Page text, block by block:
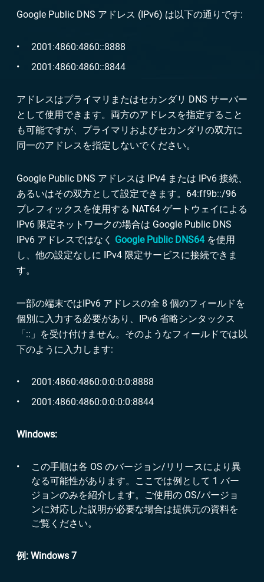
Google Public DNS アドレス (IPv6) は以下の通りです:
2001:4860:4860::8888
2001:4860:4860::8844
アドレスはプライマリまたはセカンダリ DNS サーバー
として使用できます。両方のアドレスを指定すること
も可能ですが、プライマリおよびセカンダリの双方に
同一のアドレスを指定しないでください。
Google Public DNS アドレスは IPv4 または IPv6 接続、
あるいはその双方として設定できます。64:ff9b::/96
プレフィックスを使用する NAT64 ゲートウェイによる
IPv6 限定ネットワークの場合は Google Public DNS
IPv6 アドレスではなく Google Public DNS64を使用
し、他の設定なしに IPv4 限定サービスに接続できま
す。
一部の端末ではIPv6 アドレスの全 8 個のフィールドを
個別に入力する必要があり、IPv6 省略シンタックス
「::」を受け付けません。そのようなフィールドでは以
下のように入力します:
2001:4860:4860:0:0:0:0:8888
2001:4860:4860:0:0:0:0:8844
Windows:
この手順は各 OS のバージョン/リリースにより異
なる可能性があります。ここでは例として 1 バー
ジョンのみを紹介します。ご使用の OS/バージョ
ンに対応した説明が必要な場合は提供元の資料を
ご覧ください。
例 : Windows 7